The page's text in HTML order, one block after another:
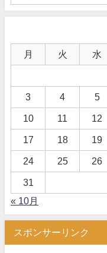
月 火 水
3 4 5
10 11 12
17 18 19
24 25 26
31
« 10月
スポンサーリンク